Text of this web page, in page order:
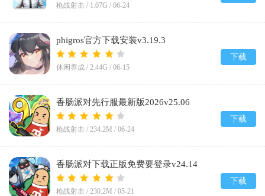
枪战射击 / 1.07G / 06-24
phigros官方下载安装v3.19.3
休闲养成 / 2.44G / 06-15
下载
香肠派对先行服最新版2026v25.06
枪战射击 / 234.2M / 06-24
下载
香肠派对下载正版免费要登录v24.14
枪战射击 / 230.2M / 05-21
下载